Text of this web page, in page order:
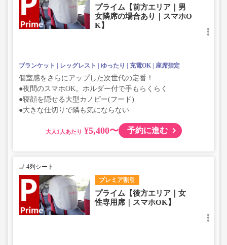
プライム【前方エリア｜男
女隣席の場合あり｜スマホO
K】
ブランケット レッグレスト ゆったり 充電OK 座席指定
個室感をさらにアップした次世代の定番！
●夜間のスマホOK。ホルダー付で手もらくらく
●寝顔を隠せる大型カノピー(フード)
●大きな仕切りで隣も気にならない
大人 ¥5,400〜 予約に進む
プレミア割引
4列シート
プライム【後方エリア｜女
性専用席｜スマホOK】